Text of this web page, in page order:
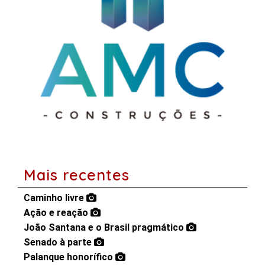
Mais recentes
Caminho livre
Ação e reação
João Santana e o Brasil pragmático
Senado à parte
Palanque honorífico